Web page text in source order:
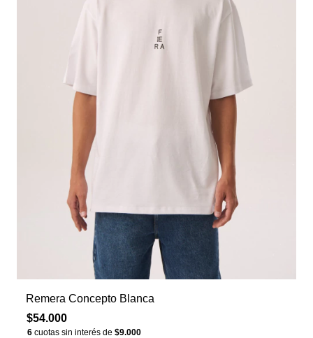
Remera Concepto Blanca
$54.000
6 cuotas sin interés de $9.000